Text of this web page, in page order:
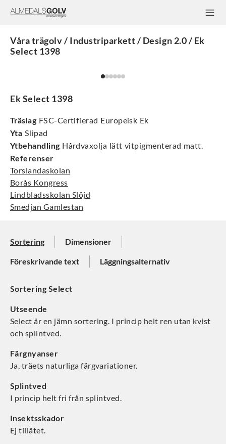
Våra trägolv / Industriparkett / Design 2.0 / Ek
Select 1398
Ek Select 1398
TräslagFSC-Certifierad Europeisk Ek
Yta Slipad
YtbehandlingHårdvaxolja lätt vitpigmenterad matt.
Referenser
Torslandaskolan
Borås Kongress
Lindbladsskolan Slöjd
Smedjan Gamlestan
Sortering Dimensioner
Föreskrivande text Läggningsalternativ
Sortering Select
Utseende
Select är en jämn sortering. I princip helt ren utan kvist
och splintved.
Färgnyanser
Ja, träets naturliga färgvariationer.
Splintved
I princip helt fri från splintved.
Insektsskador
Ej tillåtet.